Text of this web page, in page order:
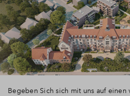
Begeben Sich sich mit uns auf